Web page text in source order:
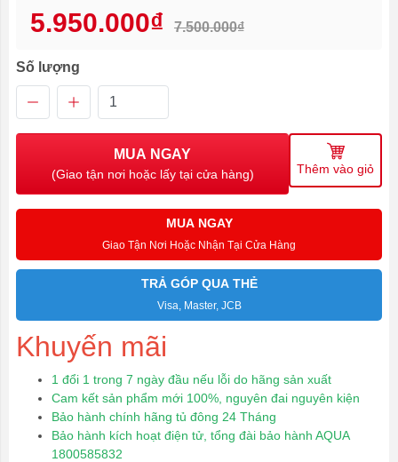
5.950.000₫ 7.500.000₫
Số lượng
MUA NGAY
(Giao tận nơi hoặc lấy tại cửa hàng) Thêm vào giỏ
MUA NGAY
Giao Tận Nơi Hoặc Nhận Tại Cửa Hàng
TRẢ GÓP QUA THẺ
Visa, Master, JCB
Khuyến mãi
1 đổi 1 trong 7 ngày đầu nếu lỗi do hãng sản xuất
Cam kết sản phẩm mới 100%, nguyên đai nguyên kiện
Bảo hành chính hãng tủ đông 24 Tháng
Bảo hành kích hoạt điện tử, tổng đài bảo hành AQUA
1800585832